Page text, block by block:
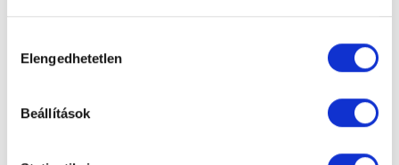
kiválasztása
Elengedhetetlen
Beállítások
Milyen volt a gyógyulási
a szervezetem, folyamatosan élesedett a